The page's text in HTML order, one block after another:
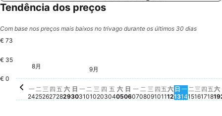
Tendência dos preços
Com base nos preços mais baixos no trivago durante os últimos 30 dias
€ 73
€ 35
€ 0
星期一, 8月 24
€ 68
8月
一
24
星期二, 8月 25
€ 68
二
25
星期三, 8月 26
三
26
星期四, 8月 27
Não há preço disponível para esta data
四
27
星期五, 8月 28
Não há preço disponível para esta data
五
28
星期六, 8月 29
六
29
星期日, 8月 30
€ 68
日
30
星期一, 8月 31
Não há preço disponível para esta
一
31
星期二, 9月 01
€ 60
9月
二
01
星期三, 9月 02
€ 58
三
02
四
03
五
04
六
05
日
06
星期一, 9月 07
Não há preço
一
07
二
08
星期三, 9月 09
Não há preço
三
09
星期四, 9月 10
Não há preço
四
10
五
11
六
12
日
13
星期一, 9
Não há
一
14
二
15
三
16
四
17
五
18
六
19